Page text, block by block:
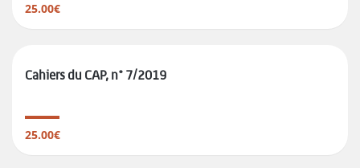
25.00€
Cahiers du CAP, n° 7/2019
25.00€